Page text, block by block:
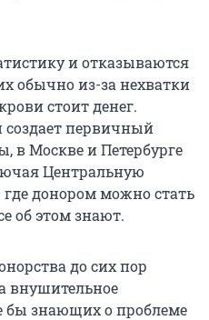
и отказываются
обычно из-за нехватки
стоит денег.
создает первичный
в Москве и Петербурге
Центральную
донором можно стать
об этом знают.
до сих пор
внушительное
бы знающих о проблеме